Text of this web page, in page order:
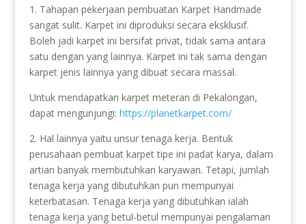
1. Tahapan pekerjaan pembuatan Karpet Handmade
sangat sulit. Karpet ini diproduksi secara eksklusif.
Boleh jadi karpet ini bersifat privat, tidak sama antara
satu dengan yang lainnya. Karpet ini tak sama dengan
karpet jenis lainnya yang dibuat secara massal.
Untuk mendapatkan karpet meteran di Pekalongan,
dapat mengunjungi: https://planetkarpet.com/
2. Hal lainnya yaitu unsur tenaga kerja. Bentuk
perusahaan pembuat karpet tipe ini padat karya, dalam
artian banyak membutuhkan karyawan. Tetapi, jumlah
tenaga kerja yang dibutuhkan pun mempunyai
keterbatasan. Tenaga kerja yang dibutuhkan ialah
tenaga kerja yang betul-betul mempunyai pengalaman